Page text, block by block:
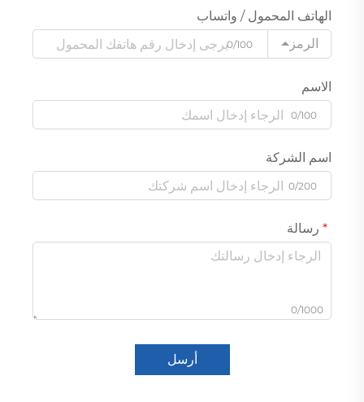
الهاتف المحمول / واتساب
الرمز
0/100
الاسم
0/100
اسم الشركة
0/200
رسالة
0/1000
أرسل